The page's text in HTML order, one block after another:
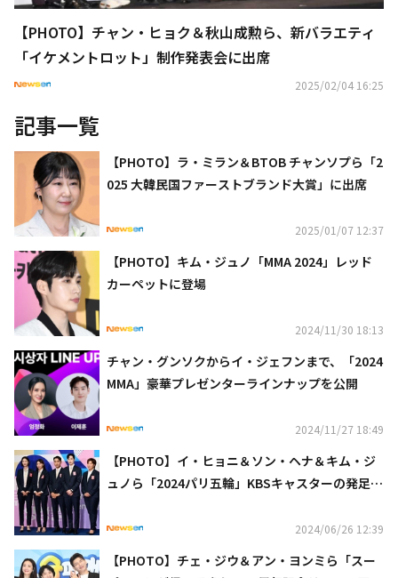
【PHOTO】チャン・ヒョク＆秋山成勲ら、新バラエティ
「イケメントロット」制作発表会に出席
2025/02/04 16:25
記事一覧
【PHOTO】ラ・ミラン＆BTOB チャンソプら「2
025 大韓民国ファーストブランド大賞」に出席
2025/01/07 12:37
【PHOTO】キム・ジュノ「MMA 2024」レッド
カーペットに登場
2024/11/30 18:13
チャン・グンソクからイ・ジェフンまで、「2024
MMA」豪華プレゼンターラインナップを公開
2024/11/27 18:49
【PHOTO】イ・ヒョニ＆ソン・ヘナ＆キム・ジ
ュノら「2024パリ五輪」KBSキャスターの発足式
2024/06/26 12:39
【PHOTO】チェ・ジウ＆アン・ヨンミら「スー